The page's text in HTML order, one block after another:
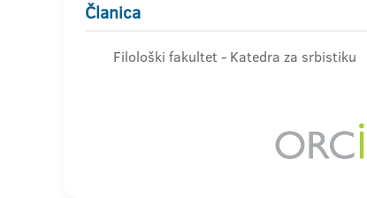
Članica
Filološki fakultet - Katedra za srbistiku